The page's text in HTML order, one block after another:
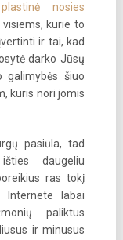
plastinė nosies
kurie to
ir tai, kad
darko Jūsų
šiuo
kuris nori jomis
pasiūla, tad
daugeliu
ras tokį
Internete labai
paliktus
ir minusus